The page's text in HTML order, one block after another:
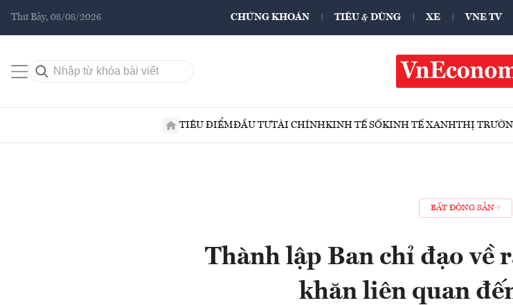
Thứ Bảy, 08/08/2026 CHỨNG KHOÁN TIÊU & DÙNG XE VNE TV
TIÊU ĐIỂMĐẦU TƯTÀI CHÍNHKINH TẾ SỐKINH TẾ XANHTHỊ
BẤT ĐỘNG SẢN
Thành lập Ban chỉ đạo về
khăn liên quan